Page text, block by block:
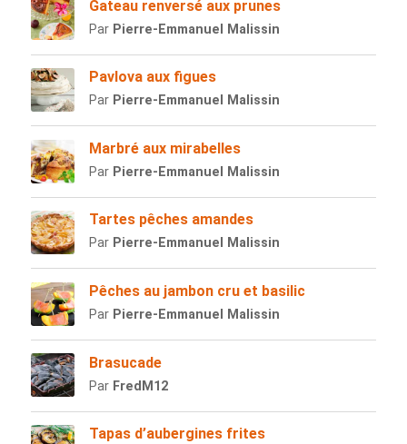
Gateau renversé aux prunes
Par Pierre-Emmanuel Malissin
Pavlova aux figues
Par Pierre-Emmanuel Malissin
Marbré aux mirabelles
Par Pierre-Emmanuel Malissin
Tartes pêches amandes
Par Pierre-Emmanuel Malissin
Pêches au jambon cru et basilic
Par Pierre-Emmanuel Malissin
Brasucade
Par FredM12
Tapas d’aubergines frites